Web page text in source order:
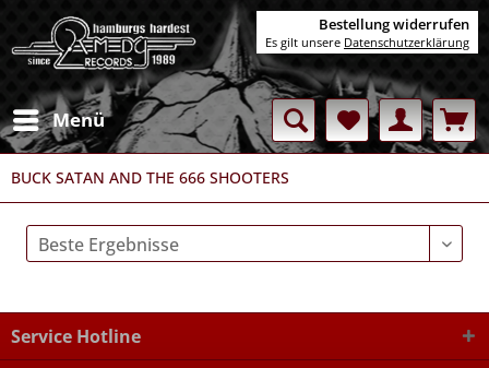
Menü
BUCK SATAN AND THE 666 SHOOTERS
Service Hotline
Bestellung widerrufen
Es gilt unsere Datenschutzerklärung